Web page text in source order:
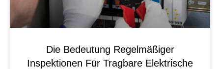
Die Bedeutung Regelmäßiger
Inspektionen Für Tragbare Elektrische